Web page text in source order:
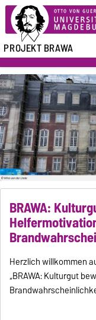
PROJEKT BRAWA
BRAWA:
Herzlich willkommen
„BRAWA: Kulturgut